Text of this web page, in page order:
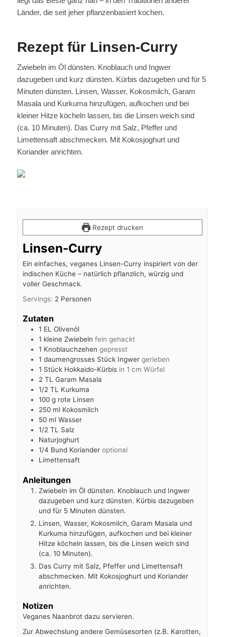
Länder, die seit jeher pflanzenbasiert kochen.
Rezept für Linsen-Curry
Zwiebeln im Öl dünsten. Knoblauch und Ingwer
dazugeben und kurz dünsten. Kürbis dazugeben und für 5
Minuten dünsten. Linsen, Wasser, Kokosmilch, Garam
Masala und Kurkuma hinzufügen, aufkochen und bei
kleiner Hitze köcheln lassen, bis die Linsen weich sind
(ca. 10 Minuten). Das Curry mit Salz, Pfeffer und
Limettensaft abschmecken. Mit Kokosjoghurt und
Koriander anrichten.
Rezept drucken
Linsen-Curry
Ein einfaches, veganes Linsen-Curry inspiriert von der
indischen Küche – natürlich pflanzlich, würzig und
voller Geschmack.
Servings: 2 Personen
Zutaten
1 EL Olivenöl
1 kleine Zwiebeln fein gehackt
1 Knoblauchzehen gepresst
1 daumengrosses Stück Ingwer gerieben
1 Stück Hokkaido-Kürbis in 1 cm Würfel
2 TL Garam Masala
1/2 TL
Kurkuma
100 g rote Linsen
250 ml Kokosmilch
50 ml Wasser
1/2 TL
Salz
Naturjoghurt
1/4 Bund Koriander optional
Limettensaft
Anleitungen
Zwiebeln im Öl dünsten. Knoblauch und Ingwer
dazugeben und kurz dünsten. Kürbis dazugeben
und für 5 Minuten dünsten.
Linsen, Wasser, Kokosmilch, Garam Masala und
Kurkuma hinzufügen, aufkochen und bei kleiner
Hitze köcheln lassen, bis die Linsen weich sind
(ca. 10 Minuten).
Das Curry mit Salz, Pfeffer und Limettensaft
abschmecken. Mit Kokosjoghurt und Koriander
anrichten.
Notizen
Veganes Naanbrot dazu servieren.
Zur Abwechslung andere Gemüsesorten (z.B. Karotten,